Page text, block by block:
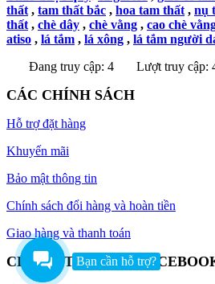
thất , tam thất bắc , hoa tam thất , nụ
thất , chè dây , chè vằng , cao chè
atiso , lá tắm , lá xông , lá tắm người
Đang truy cập: 4
Lượt truy cập:
CÁC CHÍNH SÁCH
Hỗ trợ đặt hàng
Khuyến mãi
Bảo mật thông tin
Chính sách đổi hàng và hoàn tiền
Giao hàng và thanh toán
CHÚNG TÔI TRÊN
Bạn cần hỗ trợ?